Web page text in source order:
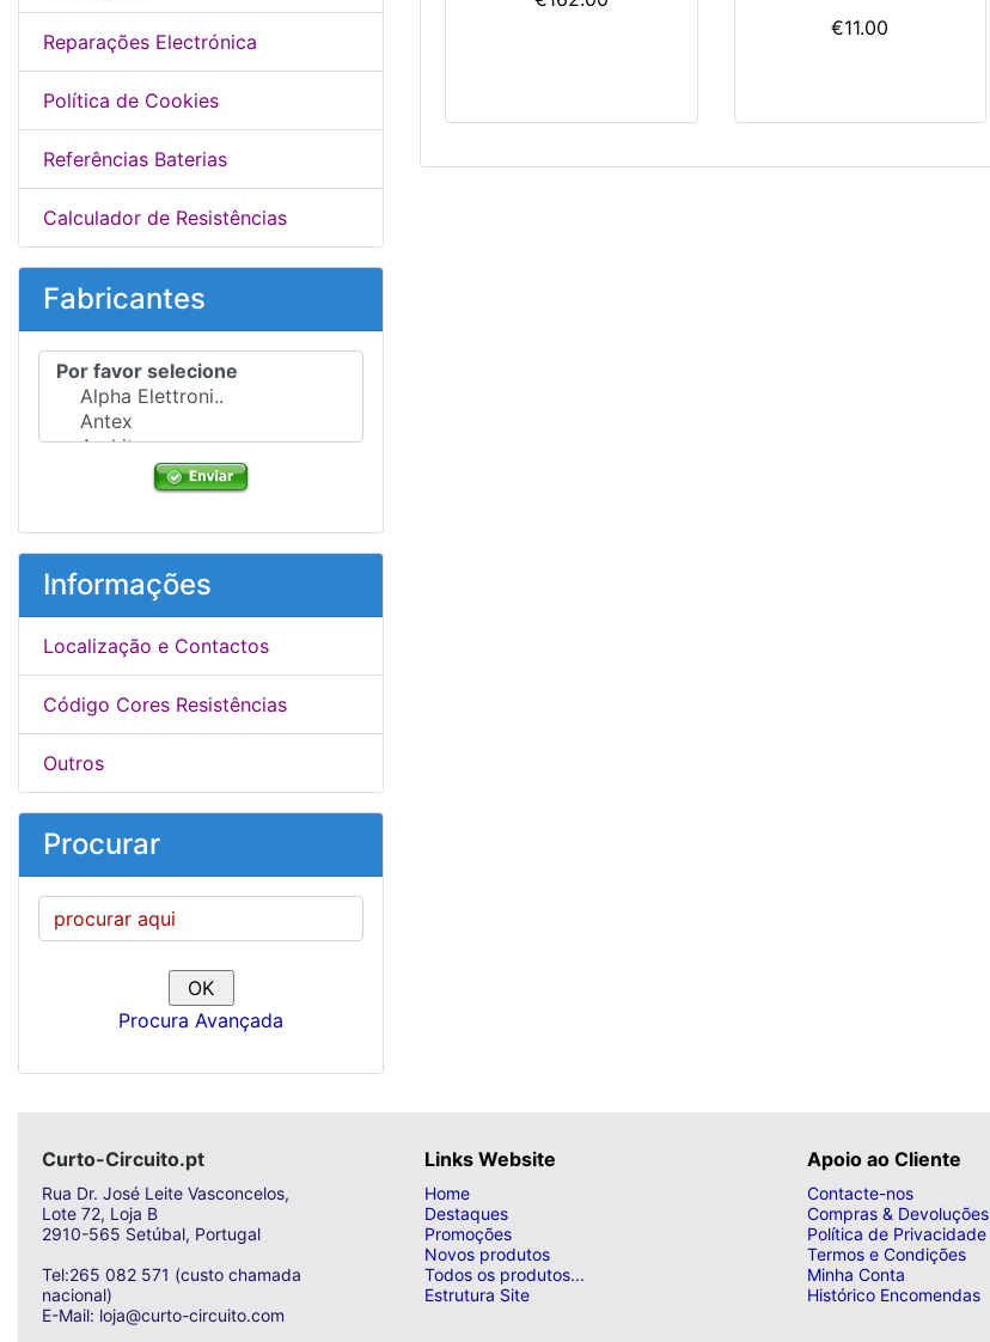
Reparações Electrónica
Política de Cookies
Referências Baterias
Calculador de Resistências
Fabricantes
Por favor selecione ...
Informações
Localização e Contactos
Código Cores Resistências
Outros
Procurar
Procura Avançada
€11.00
Curto-Circuito.pt
Rua Dr. José Leite Vasconcelos,
Lote 72, Loja B
2910-565 Setúbal, Portugal
Tel:265 082 571 (custo chamada
nacional)
E-Mail: loja@curto-circuito.com
Links Website
Home
Destaques
Promoções
Novos produtos
Todos os produtos...
Estrutura Site
Apoio ao Cliente
Contacte-nos
Compras & Devoluções
Política de Privacidade
Termos e Condições
Minha Conta
Histórico Encomendas